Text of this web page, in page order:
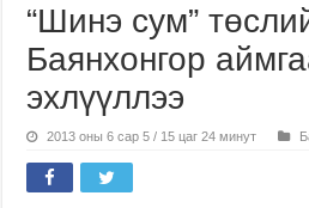
“Шинэ сум”
Баянхонгор
эхлүүллээ
2013 оны 6 сар 5 / 15 цаг 24 минут